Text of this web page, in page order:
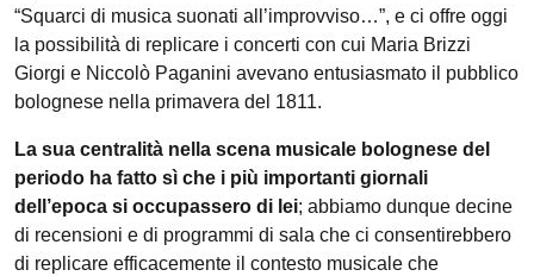
“Squarci di musica suonati all’improvviso…”, e ci offre oggi
la possibilità di replicare i concerti con cui Maria Brizzi
Giorgi e Niccolò Paganini avevano entusiasmato il pubblico
bolognese nella primavera del 1811.
La sua centralità nella scena musicale bolognese del
periodo ha fatto sì che i più importanti giornali
dell’epoca si occupassero di lei; abbiamo dunque decine
di recensioni e di programmi di sala che ci consentirebbero
di replicare efficacemente il contesto musicale che